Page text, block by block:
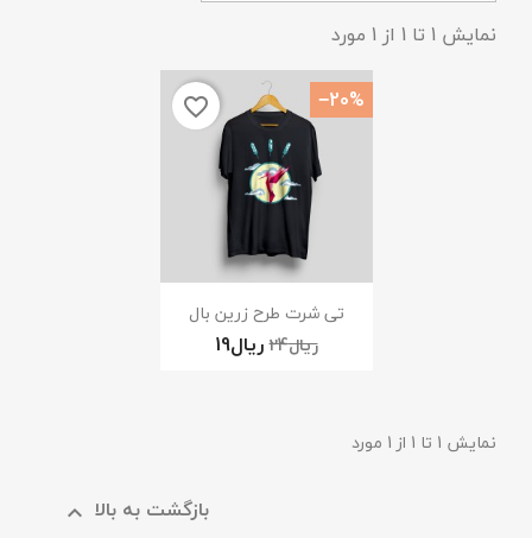
نمایش 1 تا 1 از 1 مورد
نمایش سریع
تی شرت طرح زرین بال
‎ریال24
‎ریال19
‎−20%
favorite_border
نمایش 1 تا 1 از 1 مورد
بازگشت به بالا 
ایجاد لیست علاقمندی‌ها
ایجاد لیست علاقمندی‌ها